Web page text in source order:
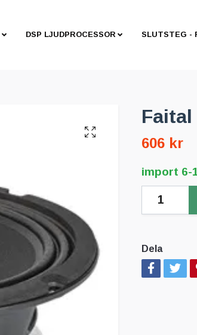
DSP LJUDPROCESSOR SLUTSTEG -
Faital
606 kr
import 6-
Dela